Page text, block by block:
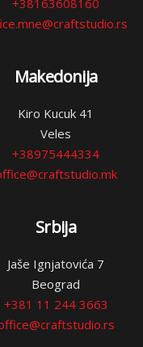
Makedonija
Kiro Kucuk 41
Veles
+38975444334
Srbija
Jaše Ignjatovića 7
Beograd
+381 11 244 3663